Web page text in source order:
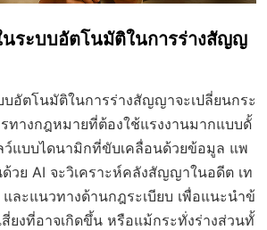
ระบบอัตโนมัติในการร่างสัญญ
อัตโนมัติในการร่างสัญญาจะเปลี่ยนกระ
ทางกฎหมายที่ต้องใช้แรงงานมากแบบดั้
ว์แบบไดนามิกที่ขับเคลื่อนด้วยข้อมูล แพ
วย AI จะวิเคราะห์คลังสัญญาในอดีต เท
ละแนวทางด้านกฎระเบียบ เพื่อแนะนำข้
ยงที่อาจเกิดขึ้น หรือแม้กระทั่งร่างส่วนทั้